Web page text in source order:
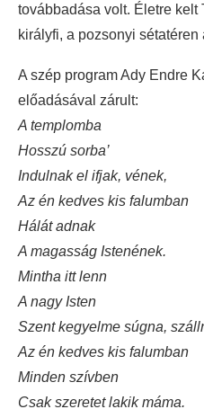
továbbadása volt. Életre kelt
királyfi, a pozsonyi sétatéren
A szép program Ady Endre
előadásával zárult:
A templomba
Hosszú sorba’
Indulnak el ifjak, vének,
Az én kedves kis falumban
Hálát adnak
A magasság Istenének.
Mintha itt lenn
A nagy Isten
Szent kegyelme súgna,
Az én kedves kis falumban
Minden szívben
Csak szeretet lakik máma.